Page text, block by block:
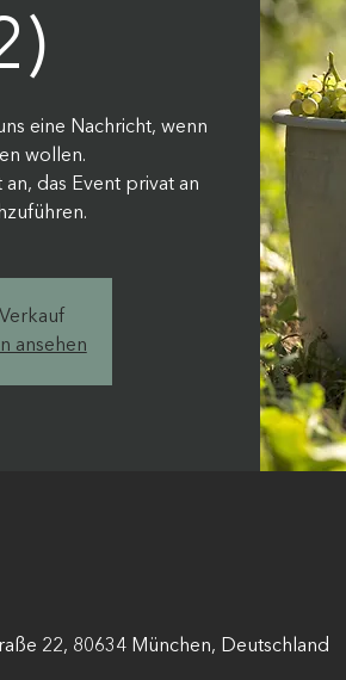
eine Nachricht, wenn
wollen.
das Event privat an
ansehen
22, 80634 München, Deutschland